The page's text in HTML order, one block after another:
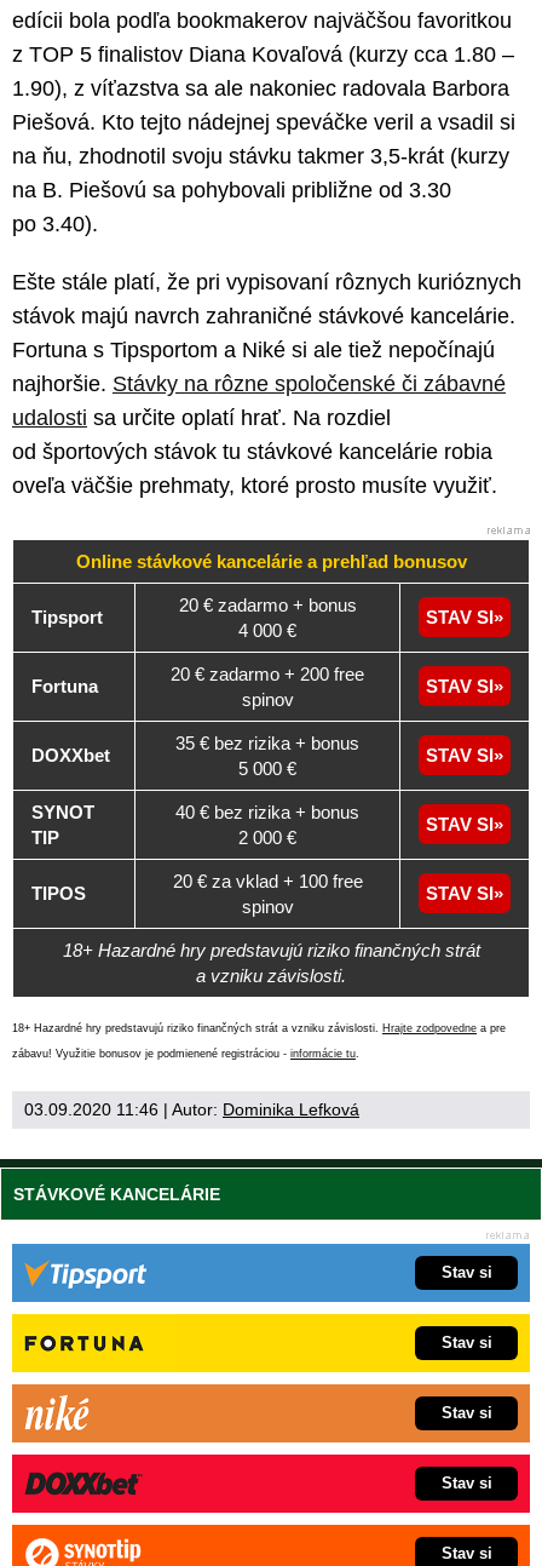
edícii bola podľa bookmakerov najväčšou favoritkou
z TOP 5 finalistov Diana Kovaľová (kurzy cca 1.80 –
1.90), z víťazstva sa ale nakoniec radovala Barbora
Piešová. Kto tejto nádejnej speváčke veril a vsadil si
na ňu, zhodnotil svoju stávku takmer 3,5-krát (kurzy
na B. Piešovú sa pohybovali približne od 3.30
po 3.40).
Ešte stále platí, že pri vypisovaní rôznych kurióznych
stávok majú navrch zahraničné stávkové kancelárie.
Fortuna s Tipsportom a Niké si ale tiež nepočínajú
najhoršie. Stávky na rôzne spoločenské či zábavné
udalosti sa určite oplatí hrať. Na rozdiel
od športových stávok tu stávkové kancelárie robia
oveľa väčšie prehmaty, ktoré prosto musíte využiť.
Online stávkové kancelárie a prehľad bonusov
Tipsport
20 € zadarmo + bonus
4 000 €
STAV SI
Fortuna
20 € zadarmo + 200 free
spinov
STAV SI
DOXXbet
35 € bez rizika + bonus
5 000 €
STAV SI
SYNOT
TIP
40 € bez rizika + bonus
2 000 €
STAV SI
TIPOS
20 € za vklad + 100 free
spinov
STAV SI
18+ Hazardné hry predstavujú riziko finančných strát
a vzniku závislosti.
18+ Hazardné hry predstavujú riziko finančných strát a vzniku závislosti. Hrajte zodpovedne a pre
zábavu! Využitie bonusov je podmienené registráciou - informácie tu
03.09.2020 11:46 | Autor: Dominika Lefková
STÁVKOVÉ KANCELÁRIE
Stav si
Stav si
Stav si
Stav si
Stav si